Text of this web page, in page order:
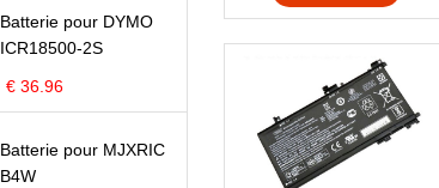
Batterie pour DYMO
ICR18500-2S
€ 36.96
Batterie pour MJXRIC
B4W